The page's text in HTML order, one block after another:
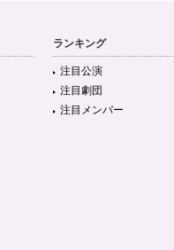
ランキング
注目公演
注目劇団
注目メンバー